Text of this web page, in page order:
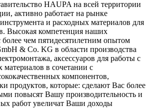
HAUPA на всей территории
активно работает на рынке
и расходных материалов для
Высокая компетенция наших
более чем пятидесятилетним опытом
& Co. KG в области производства
аксессуаров для работы с
материалов в сочетании с
компонентов,
продуктов, которые: сделают Вас более
повысят Вашу производительность и
работ увеличат Ваши доходы